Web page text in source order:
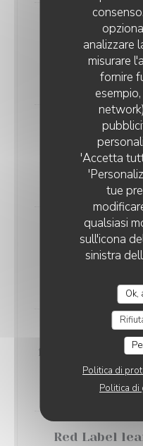
analizzare
misurare
fornire
'Accetta
tue
qualsiasi
sull'icona
sinistra
Ok,
Politica di
Politica di
Beef
summer
french
Red Label
reduction,
and
Seasonal
cabbage,
Pollack fish
fennel roasted
Red Label